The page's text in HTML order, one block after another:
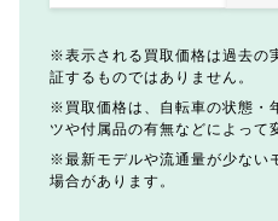
表示される買取価格は過去の
証するものではありません。
買取価格は、自転車の状態・
ツや付属品の有無などによって
最新モデルや流通量が少ない
場合があります。